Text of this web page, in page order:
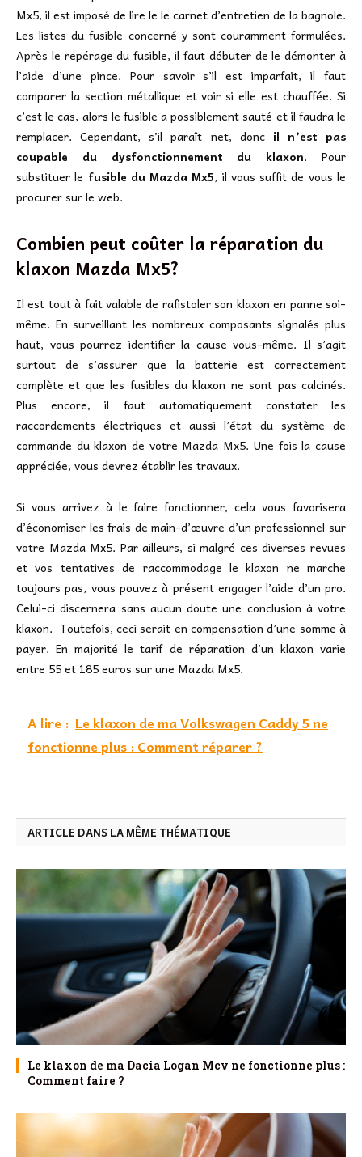
Mx5, il est imposé de lire le le carnet d’entretien de la bagnole.
Les listes du fusible concerné y sont couramment formulées.
Après le repérage du fusible, il faut débuter de le démonter à
l’aide d’une pince. Pour savoir s’il est imparfait, il faut
comparer la section métallique et voir si elle est chauffée. Si
c’est le cas, alors le fusible a possiblement sauté et il faudra le
remplacer. Cependant, s’il paraît net, donc il n’est pas
coupable du dysfonctionnement du klaxon. Pour
substituer le fusible du Mazda Mx5, il vous suffit de vous le
procurer sur le web.
Combien peut coûter la réparation du
klaxon Mazda Mx5?
Il est tout à fait valable de rafistoler son klaxon en panne soi-
même. En surveillant les nombreux composants signalés plus
haut, vous pourrez identifier la cause vous-même. Il s’agit
surtout de s’assurer que la batterie est correctement
complète et que les fusibles du klaxon ne sont pas calcinés.
Plus encore, il faut automatiquement constater les
raccordements électriques et aussi l’état du système de
commande du klaxon de votre Mazda Mx5. Une fois la cause
appréciée, vous devrez établir les travaux.
Si vous arrivez à le faire fonctionner, cela vous favorisera
d’économiser les frais de main-d’œuvre d’un professionnel sur
votre Mazda Mx5. Par ailleurs, si malgré ces diverses revues
et vos tentatives de raccommodage le klaxon ne marche
toujours pas, vous pouvez à présent engager l’aide d’un pro.
Celui-ci discernera sans aucun doute une conclusion à votre
klaxon. Toutefois, ceci serait en compensation d’une somme à
payer. En majorité le tarif de réparation d’un klaxon varie
entre 55 et 185 euros sur une Mazda Mx5.
A lire : Le klaxon de ma Volkswagen Caddy 5 ne
fonctionne plus : Comment réparer ?
ARTICLE DANS LA MÊME THÉMATIQUE
Le klaxon de ma Dacia Logan Mcv ne fonctionne plus :
Comment faire ?